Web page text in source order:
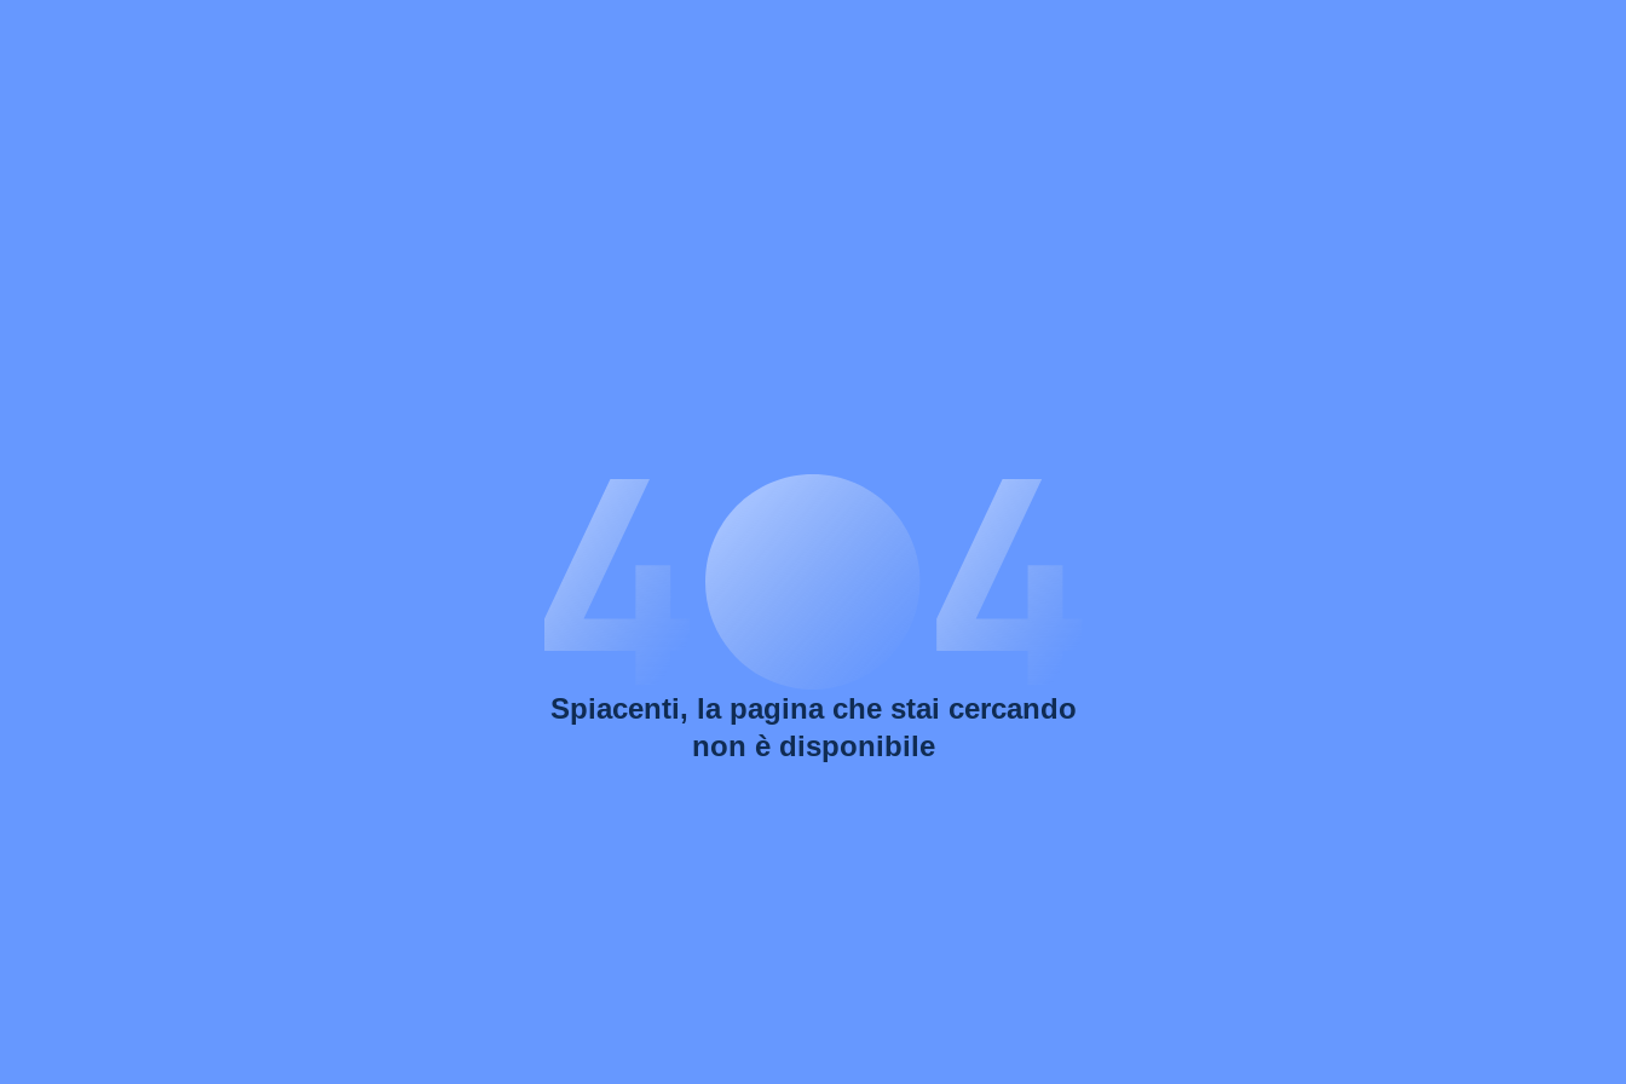
Spiacenti, la pagina che stai cercando
non è disponibile